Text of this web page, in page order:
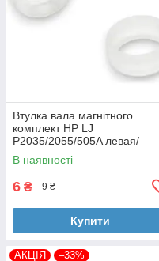
Втулка вала магнітного
комплект HP LJ
P2035/2055/505A левая/
правая Veaye (BSHMR-505A-
VE)
В наявності
6 ₴ 9 ₴
Купити
АКЦІЯ –33%